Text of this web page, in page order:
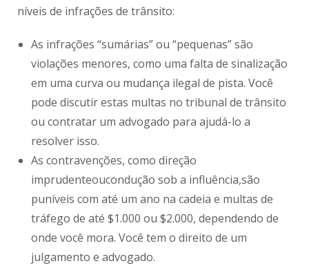
níveis de infrações de trânsito:
As infrações “sumárias” ou “pequenas” são
violações menores, como uma falta de sinalização
em uma curva ou mudança ilegal de pista. Você
pode discutir estas multas no tribunal de trânsito
ou contratar um advogado para ajudá-lo a
resolver isso.
As contravenções, como direção
imprudenteoucondução sob a influência,são
puníveis com até um ano na cadeia e multas de
tráfego de até $1.000 ou $2.000, dependendo de
onde você mora. Você tem o direito de um
julgamento e advogado.